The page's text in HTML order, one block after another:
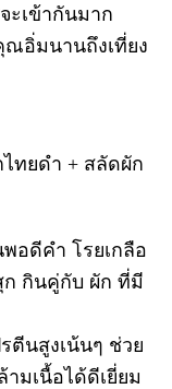
ะเข้ากันมาก
ณอิ่มนานถึงเที่ยง
ทยดำ + สลัดผัก
อดีคำ โรยเกลือ
กินคู่กับ ผัก ที่มี
ตีนสูงเน้นๆ ช่วย
มเนื้อได้ดีเยี่ยม